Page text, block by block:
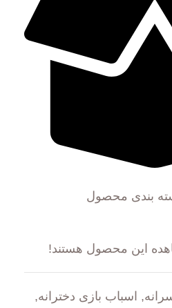
بندی محصول
این محصول هستند!
, اسباب بازی دخترانه,